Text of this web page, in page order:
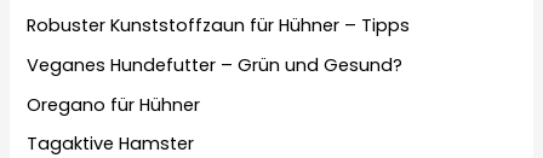
Robuster Kunststoffzaun für Hühner – Tipps
Veganes Hundefutter – Grün und Gesund?
Oregano für Hühner
Tagaktive Hamster